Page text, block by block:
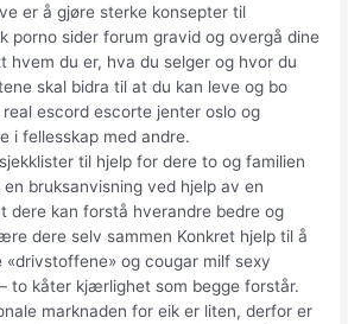
er å gjøre sterke konsepter til
porno sider forum gravid og overgå dine
hvem du er, hva du selger og hvor du
skal bidra til at du kan leve og bo
escord escorte jenter oslo og
i fellesskap med andre.
til hjelp for dere to og familien
bruksanvisning ved hjelp av en
dere kan forstå hverandre bedre og
dere selv sammen Konkret hjelp til å
«drivstoffene» og cougar milf sexy
to kåter kjærlighet som begge forstår.
marknaden for eik er liten, derfor er